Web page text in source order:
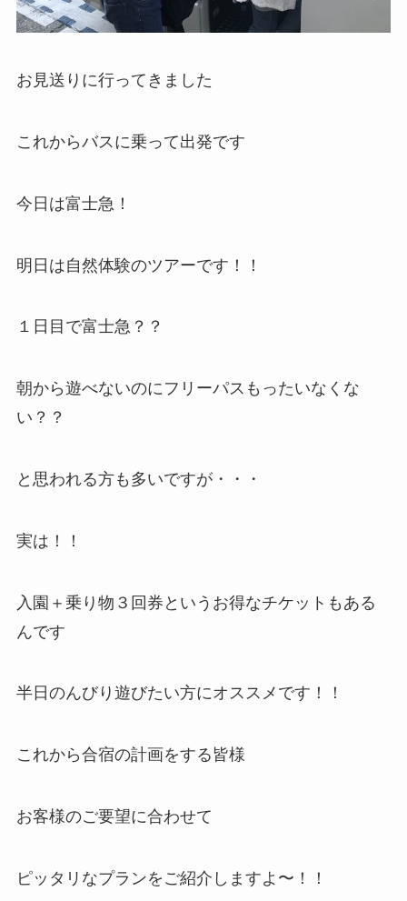
お見送りに行ってきました
これからバスに乗って出発です
今日は富士急！
明日は自然体験のツアーです！！
１日目で富士急？？
朝から遊べないのにフリーパスもったいなくな
い？？
と思われる方も多いですが・・・
実は！！
入園＋乗り物３回券というお得なチケットもある
んです
半日のんびり遊びたい方にオススメです！！
これから合宿の計画をする皆様
お客様のご要望に合わせて
ピッタリなプランをご紹介しますよ〜！！